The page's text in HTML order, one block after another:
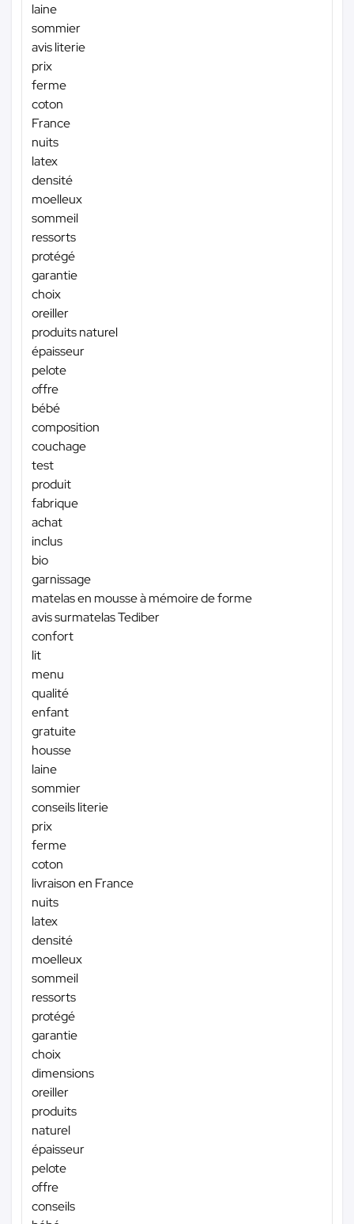
laine
sommier
avis literie
prix
ferme
coton
France
nuits
latex
densité
moelleux
sommeil
ressorts
protégé
garantie
choix
oreiller
produits naturel
épaisseur
pelote
offre
bébé
composition
couchage
test
produit
fabrique
achat
inclus
bio
garnissage
matelas en mousse à mémoire de forme
avis surmatelas Tediber
confort
lit
menu
qualité
enfant
gratuite
housse
laine
sommier
conseils literie
prix
ferme
coton
livraison en France
nuits
latex
densité
moelleux
sommeil
ressorts
protégé
garantie
choix
dimensions
oreiller
produits
naturel
épaisseur
pelote
offre
conseils